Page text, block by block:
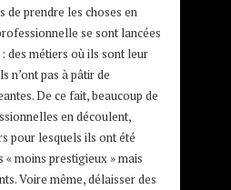
de prendre les choses en
se sont lancées
des métiers où ils sont leur
n’ont pas à pâtir de
De ce fait, beaucoup de
en découlent,
pour lesquels ils ont été
moins prestigieux » mais
Voire même, délaisser des